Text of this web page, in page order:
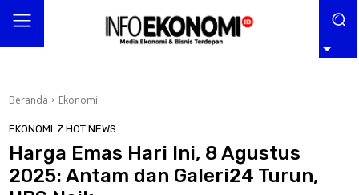
Beranda Ekonomi
EKONOMI Z HOT NEWS
Harga Emas Hari Ini, 8 Agustus
2025: Antam dan Galeri24 Turun,